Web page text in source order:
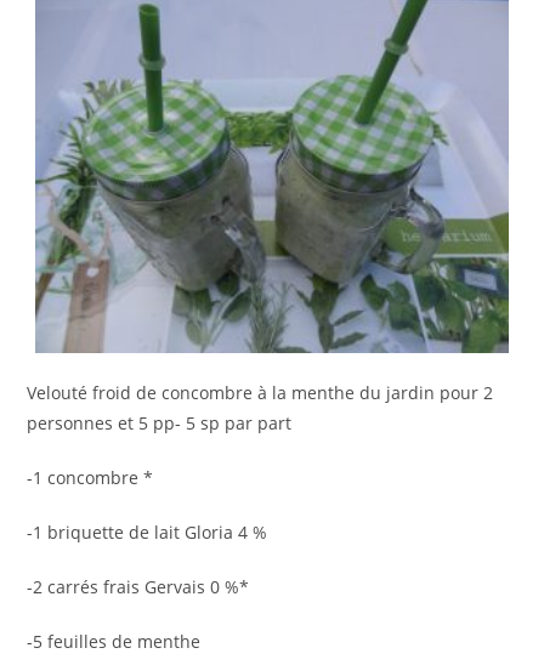
Velouté froid de concombre à la menthe du jardin pour 2
personnes et 5 pp- 5 sp par part
-1 concombre *
-1 briquette de lait Gloria 4 %
-2 carrés frais Gervais 0 %*
-5 feuilles de menthe